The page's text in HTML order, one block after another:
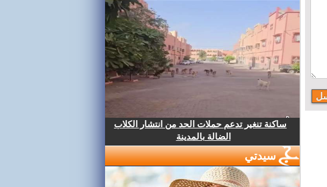
ساكنة تنغير تدعم حملات الحد من انتشار الكلاب
الضالة بالمدينة
سيدتي